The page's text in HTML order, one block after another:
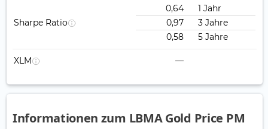
Sharpe Ratio
0,64
1 Jahr
0,97
3 Jahre
0,58
5 Jahre
XLM —
Informationen zum LBMA Gold Price PM